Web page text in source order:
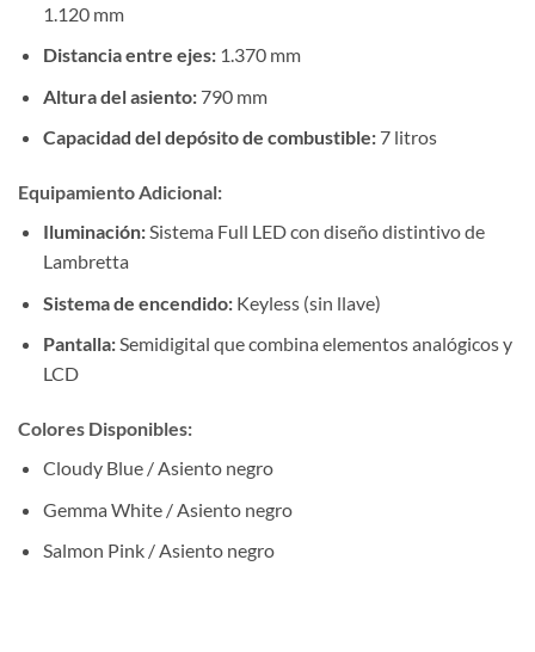
1.120 mm
Distancia entre ejes:1.370 mm
Altura del asiento:790 mm
Capacidad del depósito de combustible:7 litros
Equipamiento Adicional:
Iluminación:Sistema Full LED con diseño distintivo de
Lambretta
Sistema de encendido:Keyless (sin llave)
Pantalla:Semidigital que combina elementos analógicos y
LCD
Colores Disponibles:
Cloudy Blue / Asiento negro
Gemma White / Asiento negro
Salmon Pink / Asiento negro